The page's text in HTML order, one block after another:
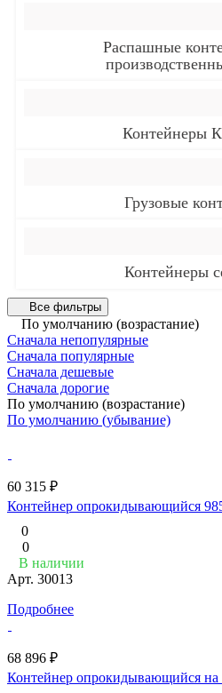
Распашные
Контейнеры
Грузовые
Контейнеры
Все фильтры
По умолчанию (возрастание)
Сначала непопулярные
Сначала популярные
Сначала дешевые
Сначала дорогие
По умолчанию (возрастание)
По умолчанию (убывание)
60 315 ₽
Контейнер опрокидывающийся
0
0
В наличии
Арт. 30013
Подробнее
68 896 ₽
Контейнер опрокидывающийся на